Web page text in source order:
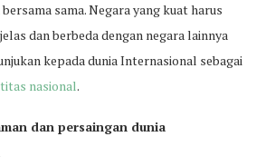
sama. Negara yang kuat harus
dan berbeda dengan negara lainnya
kepada dunia Internasional sebagai
nasional.
dan persaingan dunia